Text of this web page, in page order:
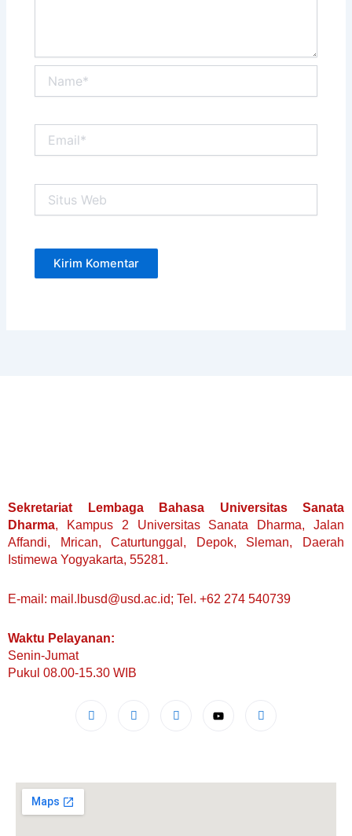
Web
Sekretariat Lembaga Bahasa Universitas Sanata
Dharma, Kampus 2 Universitas Sanata Dharma, Jalan
Affandi, Mrican, Caturtunggal, Depok, Sleman, Daerah
Istimewa Yogyakarta, 55281.
E-mail: mail.lbusd@usd.ac.id; Tel. +62 274 540739
Waktu Pelayanan:
Senin-Jumat
Pukul 08.00-15.30 WIB